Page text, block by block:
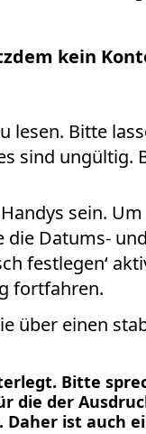
kein
lesen. Bitte
sind ungültig.
sein.
die Datums-
festlegen‘
fortfahren.
über einen
Bitte
die der
ist auch